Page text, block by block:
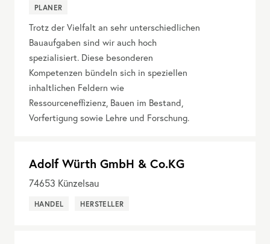
PLANER
Trotz der Vielfalt an sehr unterschiedlichen
Bauaufgaben sind wir auch hoch
spezialisiert. Diese besonderen
Kompetenzen bündeln sich in speziellen
inhaltlichen Feldern wie
Ressourceneffizienz, Bauen im Bestand,
Vorfertigung sowie Lehre und Forschung.
Adolf Würth GmbH & Co.KG
74653 Künzelsau
HANDEL HERSTELLER